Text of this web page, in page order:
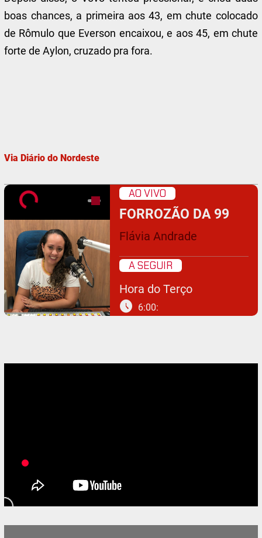
boas chances, a primeira aos 43, em chute colocado
de Rômulo que Everson encaixou, e aos 45, em chute
forte de Aylon, cruzado pra fora.
Via Diário do Nordeste
AO VIVO
FORROZÃO DA 99
Flávia Andrade
A SEGUIR
Hora do Terço
schedule 6:00: